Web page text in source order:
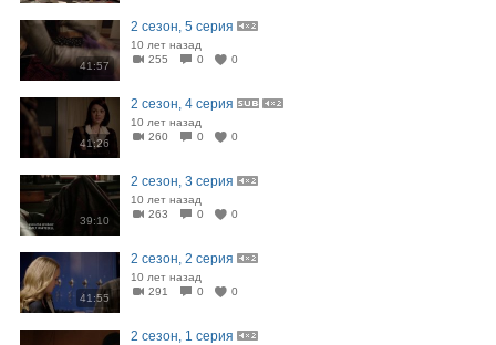
41:57
2 сезон, 5 серия
10 лет назад
255
0 0
41:26
2 сезон, 4 серия
10 лет назад
260
0 0
39:10
2 сезон, 3 серия
10 лет назад
263
0 0
41:55
2 сезон, 2 серия
10 лет назад
291
0 0
2 сезон, 1 серия